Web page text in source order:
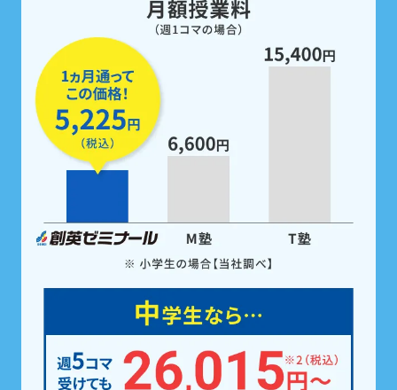
定期テスト前は、
5教科すべての勉強
無料で支援
家庭学習用教材も配布！
定期テスト前は「無料」で受けられるテスト対策
ゼミで、5科目すべての点数アップを徹底サポー
ト。また、受講科目に関わらず5科目の
勉強にご活用いただけます。
※中学生の場合